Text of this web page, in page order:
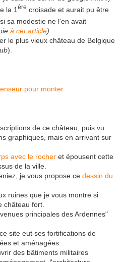
la 1 ère croisade et aurait pu être
sa modestie ne l'en avait
à cet article)
le plus vieux château de Belgique
).
de ce château, puis vu
graphiques, mais en arrivant sur
avec le rocher et épousent cette
de la ville.
je vous propose ce dessin du
ruines que je vous montre si
château fort.
principales des Ardennes"
site eut ses fortifications de
et aménagées.
des bâtiments militaires